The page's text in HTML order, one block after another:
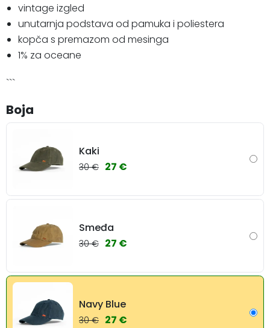
vintage izgled
unutarnja podstava od pamuka i poliestera
kopča s premazom od mesinga
1% za oceane
```
Boja
Kaki
30 € 27 €
Smeđa
30 € 27 €
Navy Blue
30 € 27 €